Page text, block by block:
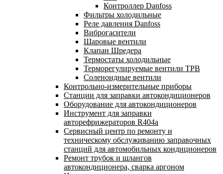
Контроллер Danfoss
Фильтры холодильные
Реле давления Danfoss
Виброгасители
Шаровые вентили
Клапан Шредера
Термостаты холодильные
Терморегулируемые вентили ТРВ
Соленоидные вентили
Контрольно-измерительные приборы
Станции для заправки автокондиционеров
Оборудование для автокондиционеров
Инструмент для заправки
авторефрижераторов R404a
Сервисный центр по ремонту и
техническому обслуживанию заправочных
станций для автомобильных кондиционеров
Ремонт трубок и шлангов
автокондиционера, сварка аргоном